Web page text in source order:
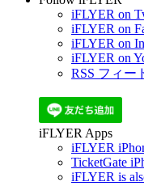
iFLYER on
iFLYER on
iFLYER on
iFLYER on
RSS フィー
iFLYER Apps
iFLYER
TicketGate
iFLYER is